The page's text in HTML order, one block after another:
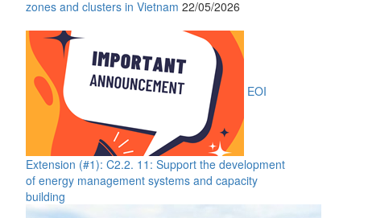
zones and clusters in Vietnam 22/05/2026
EOI
Extension (#1): C2.2. 11: Support the development
of energy management systems and capacity
building